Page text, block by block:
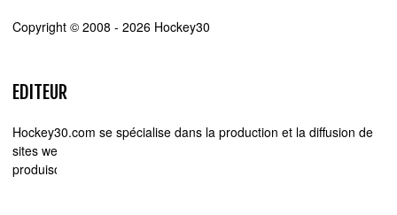
Copyright © 2008 - 2026 Hockey30
EDITEUR
Hockey30.com se spécialise dans la production et la diffusion de
sites web d'actualité. Chez Hockey30.com, nous écrivons,
produisons et réalisons les projets médiatiques de A à Z.